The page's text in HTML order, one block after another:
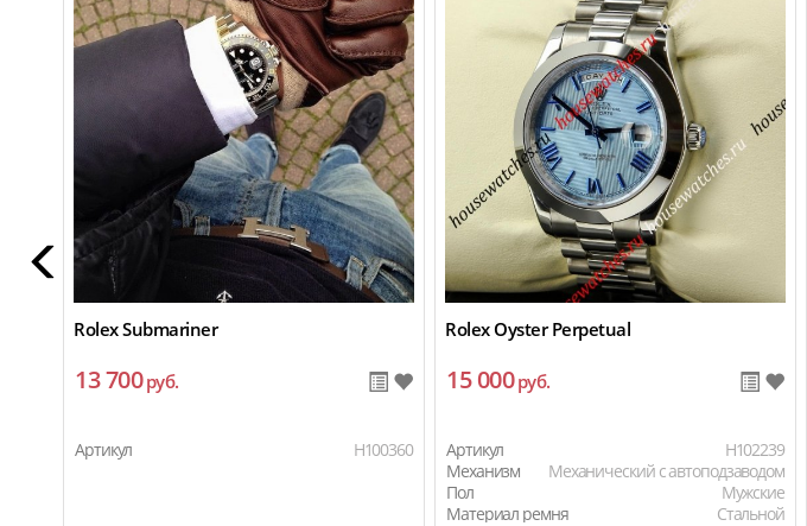
Rolex Submariner
13 700руб.
Артикул H100360
Rolex Oyster Perpetual
15 000руб.
Артикул
H102239
Механизм
Механический с автоподзаводом
Пол
Мужские
Материал ремня
Стальной